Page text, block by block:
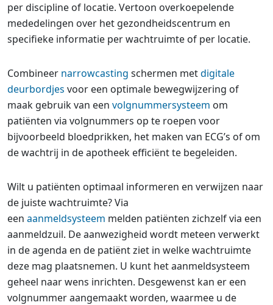
per discipline of locatie. Vertoon overkoepelende
mededelingen over het gezondheidscentrum en
specifieke informatie per wachtruimte of per locatie.
Combineer narrowcasting schermen metdigitale
deurbordjes voor een optimale bewegwijzering of
maak gebruik van een volgnummersysteem om
patiënten via volgnummers op te roepen voor
bijvoorbeeld bloedprikken, het maken van ECG’s of om
de wachtrij in de apotheek efficiënt te begeleiden.
Wilt u patiënten optimaal informeren en verwijzen naar
de juiste wachtruimte? Via
een aanmeldsysteem melden patiënten zichzelf via een
aanmeldzuil. De aanwezigheid wordt meteen verwerkt
in de agenda en de patiënt ziet in welke wachtruimte
deze mag plaatsnemen. U kunt het aanmeldsysteem
geheel naar wens inrichten. Desgewenst kan er een
volgnummer aangemaakt worden, waarmee u de